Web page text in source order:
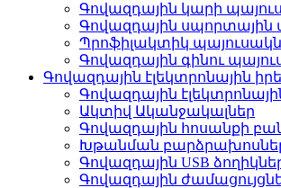
Գովազդային կարի
Գովազդային սպորտային
Պրոֆիլակտիկ
Գովազդային գինու
Գովազդային էլեկտրոնային
Գովազդային
Ակտիվ Ականջակալներ
Գովազդային հոսանքի
Խթանման
Գովազդային USB
Գովազդային